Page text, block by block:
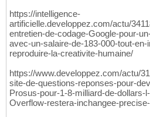
https://intelligence-
artificielle.developpez.com/actu/
entretien-de-codage-Google-pour-
avec-un-salaire-de-183-000-tout-
reproduire-la-creativite-humaine/
https://www.developpez.com/actu/
site-de-questions-reponses-pour-
Prosus-pour-1-8-milliard-de-dollars-
Overflow-restera-inchangee-